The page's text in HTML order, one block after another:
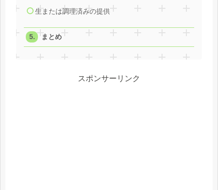
生または調理済みの提供
まとめ
スポンサーリンク